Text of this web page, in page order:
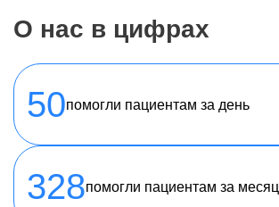
О нас в цифрах
50помогли пациентам за день
328помогли пациентам за месяц